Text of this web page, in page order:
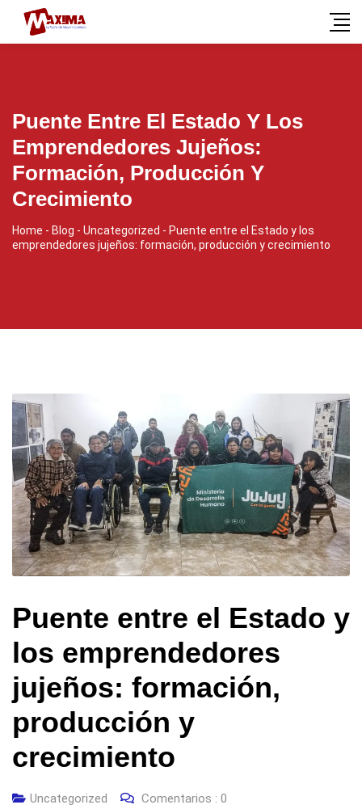
Puente Entre El Estado Y Los
Emprendedores Jujeños:
Formación, Producción Y
Crecimiento
Home - Blog - Uncategorized - Puente entre el Estado y los
emprendedores jujeños: formación, producción y crecimiento
Puente entre el Estado y
los emprendedores
jujeños: formación,
producción y
crecimiento
Uncategorized Comentarios : 0